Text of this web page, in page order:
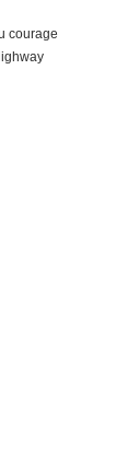
courage